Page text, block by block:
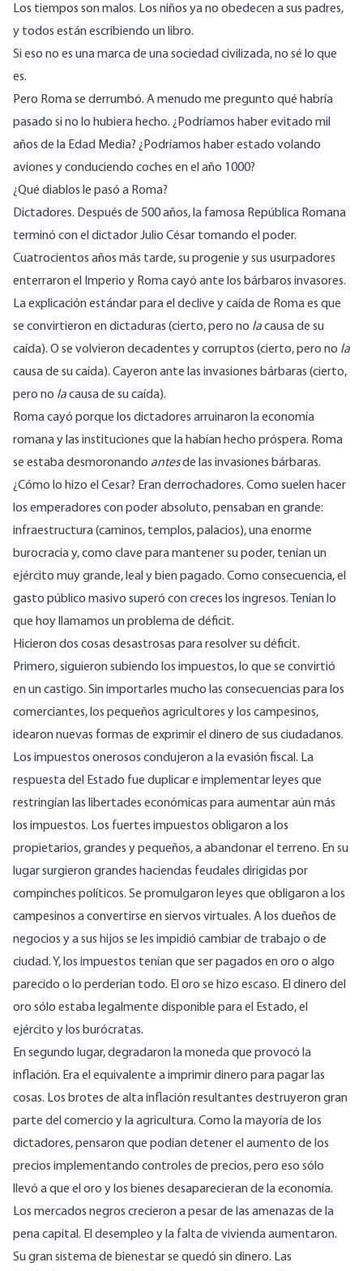
Los tiempos son malos. Los niños ya no obedecen a sus padres,
y todos están escribiendo un libro.
Si eso no es una marca de una sociedad civilizada, no sé lo que
es.
Pero Roma se derrumbó. A menudo me pregunto qué habría
pasado si no lo hubiera hecho. ¿Podríamos haber evitado mil
años de la Edad Media? ¿Podríamos haber estado volando
aviones y conduciendo coches en el año 1000?
¿Qué diablos le pasó a Roma?
Dictadores. Después de 500 años, la famosa República Romana
terminó con el dictador Julio César tomando el poder.
Cuatrocientos años más tarde, su progenie y sus usurpadores
enterraron el
Imperio y Roma cayó ante los bárbaros invasores.
La explicación estándar para el declive y caída de Roma es que
se convirtieron en dictaduras (cierto, pero no lacausa de su
caída). O se volvieron decadentes y corruptos (cierto, pero no la
causa de su caída). Cayeron ante las invasiones bárbaras (cierto,
pero no lacausa de su caída).
Roma cayó porque los dictadores arruinaron la economía
romana y las instituciones que la habían hecho próspera. Roma
se estaba desmoronando antesde las invasiones bárbaras.
¿Cómo lo hizo el Cesar? Eranderrochadores. Como suelen hacer
los emperadores con poder absoluto, pensaban en grande:
infraestructura (caminos, templos, palacios), una enorme
burocracia y, como clave para mantener su poder, tenían un
ejército muy grande, leal y bien pagado. Como consecuencia, el
gasto público masivo superó con creces los ingresos. Tenían lo
que hoy llamamos un problema de déficit.
Hicieron dos cosas desastrosas para resolver su déficit.
Primero, siguieron subiendo los impuestos, lo que se convirtió
en un castigo. Sin importarles mucho las consecuencias para los
comerciantes, los pequeños agricultores y los campesinos,
idearon nuevas formas de exprimir el dinero de sus ciudadanos.
Los impuestos onerosos condujeron a la evasión fiscal. La
respuesta del Estado fue duplicare implementar leyes que
restringían las libertades económicas para aumentar aún más
los impuestos. Los fuertes impuestos obligaron a los
propietarios, grandes y pequeños, a abandonar el terreno. En su
lugar surgieron grandes haciendas feudales dirigidas por
compinches políticos. Se promulgaron leyes que obligaron a los
campesinos a convertirse en siervos virtuales. A los dueños de
negocios y a sus hijos se les impidió cambiar de trabajo o de
ciudad. Y, los impuestos tenían que ser pagados en oro o algo
parecido o lo perderían todo. El oro se hizo escaso. El dinero del
oro sólo estaba legalmente disponible para el Estado, el
ejército y los burócratas.
En segundo lugar, degradaron la moneda que provocó la
inflación. Era el equivalente a imprimir dinero para pagar las
cosas. Los brotes de alta inflación resultantes destruyeron gran
parte del comercio y la agricultura. Como la mayoría de los
dictadores, pensaron que podían detener el aumento de los
precios implementando controles de precios, pero eso sólo
llevó a que el oro y los bienes desaparecieran de la economía.
Los mercados negros crecieron a pesar de las amenazas de la
pena capital. El desempleo y la falta de vivienda aumentaron.
Su gran sistema de bienestar se quedó sin dinero. Las